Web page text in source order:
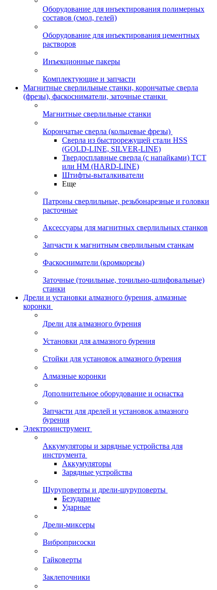
Оборудование для инъектирования полимерных
составов (смол, гелей)
Оборудование для инъектирования цементных
растворов
Инъекционные пакеры
Комплектующие и запчасти
Магнитные сверлильные станки, корончатые сверла
(фрезы), фаскосниматели, заточные станки
Магнитные сверлильные станки
Корончатые сверла (кольцевые фрезы)
Сверла из быстрорежущей стали HSS
(GOLD-LINE, SILVER-LINE)
Твердосплавные сверла (с напайками) ТСТ
или HM (HARD-LINE)
Штифты-выталкиватели
Еще
Патроны сверлильные, резьбонарезные и головки
расточные
Аксессуары для магнитных сверлильных станков
Запчасти к магнитным сверлильным станкам
Фаскосниматели (кромкорезы)
Заточные (точильные, точильно-шлифовальные)
станки
Дрели и установки алмазного бурения, алмазные
коронки
Дрели для алмазного бурения
Установки для алмазного бурения
Стойки для установок алмазного бурения
Алмазные коронки
Дополнительное оборудование и оснастка
Запчасти для дрелей и установок алмазного
бурения
Электроинструмент
Аккумуляторы и зарядные устройства для
инструмента
Аккумуляторы
Зарядные устройства
Шуруповерты и дрели-шуруповерты
Безударные
Ударные
Дрели-миксеры
Виброприсоски
Гайковерты
Заклепочники